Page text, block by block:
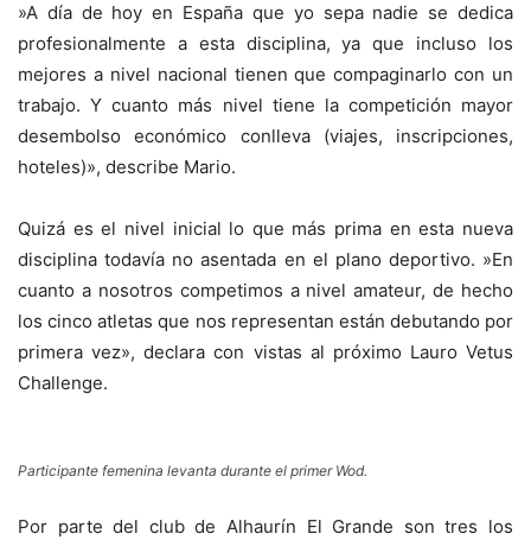
»A día de hoy en España que yo sepa nadie se dedica
profesionalmente a esta disciplina, ya que incluso los
mejores a nivel nacional tienen que compaginarlo con un
trabajo. Y cuanto más nivel tiene la competición mayor
desembolso económico conlleva (viajes, inscripciones,
hoteles)», describe Mario.
Quizá es el nivel inicial lo que más prima en esta nueva
disciplina todavía no asentada en el plano deportivo. »En
cuanto a nosotros competimos a nivel amateur, de hecho
los cinco atletas que nos representan están debutando por
primera vez», declara con vistas al próximo Lauro Vetus
Challenge.
Participante femenina levanta durante el primer Wod.
Por parte del club de Alhaurín El Grande son tres los